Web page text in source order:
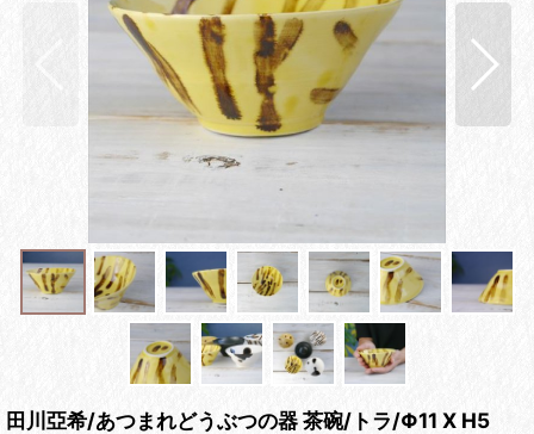
田川亞希/あつまれどうぶつの器 茶碗/トラ/Φ11 X H5